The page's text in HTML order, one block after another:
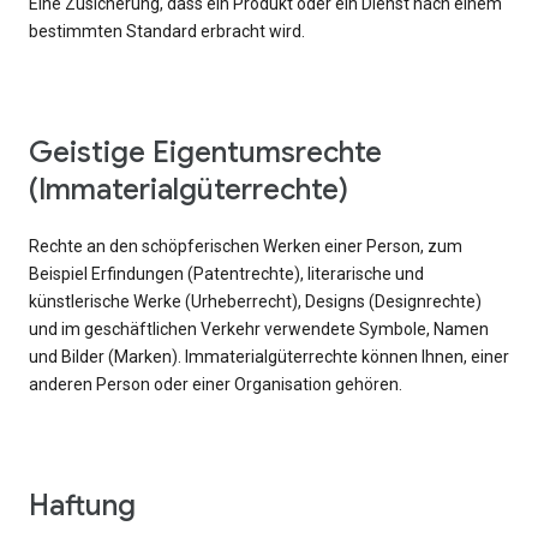
Eine Zusicherung, dass ein Produkt oder ein Dienst nach einem
bestimmten Standard erbracht wird.
Geistige Eigentumsrechte
(Immaterialgüterrechte)
Rechte an den schöpferischen Werken einer Person, zum
Beispiel Erfindungen (Patentrechte), literarische und
künstlerische Werke (Urheberrecht), Designs (Designrechte)
und im geschäftlichen Verkehr verwendete Symbole, Namen
und Bilder (Marken). Immaterialgüterrechte können Ihnen, einer
anderen Person oder einer Organisation gehören.
Haftung